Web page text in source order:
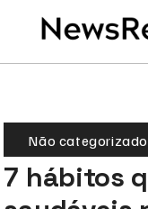
Não categorizado
7 hábitos